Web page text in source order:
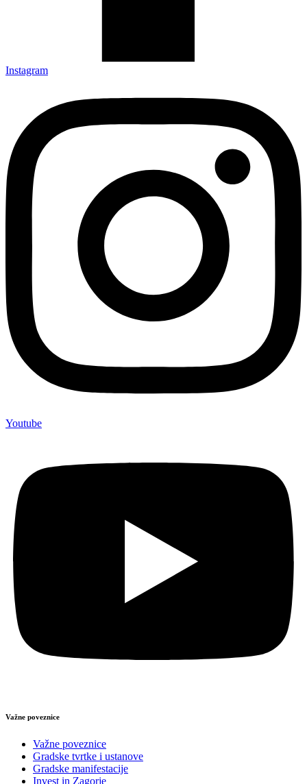
Instagram
Youtube
Važne poveznice
Važne poveznice
Gradske tvrtke i ustanove
Gradske manifestacije
Invest in Zagorje